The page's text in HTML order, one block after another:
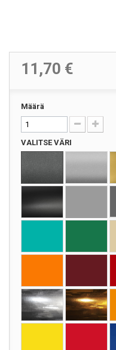
11,70 €
Määrä
VALITSE VÄRI